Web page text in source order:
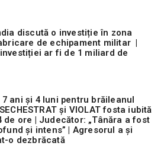
discută o investiție în zona
de echipament militar |
ar fi de 1 miliard de
7 ani și 4 luni pentru brăileanul
și VIOLAT fosta iubită
de ore | Judecător: „Tânăra a fost
și intens” | Agresorul a și
o dezbrăcată